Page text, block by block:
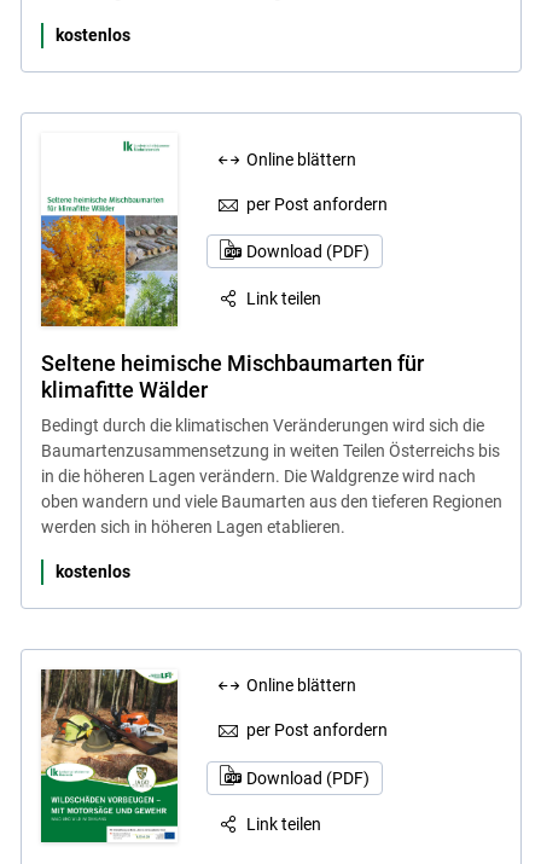
kostenlos
Online blättern
per Post anfordern
Download (PDF)
Link teilen
Seltene heimische Mischbaumarten für
klimafitte Wälder
Bedingt durch die klimatischen Veränderungen wird sich die
Baumartenzusammensetzung in weiten Teilen Österreichs bis
in die höheren Lagen verändern. Die Waldgrenze wird nach
oben wandern und viele Baumarten aus den tieferen Regionen
werden sich in höheren Lagen etablieren.
kostenlos
Online blättern
per Post anfordern
Download (PDF)
Link teilen